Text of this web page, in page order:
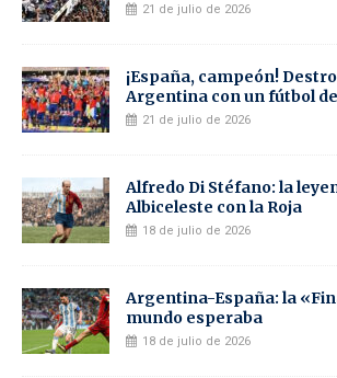
21 de julio de 2026
¡España, campeón!
Argentina con un fútbol
21 de julio de 2026
Alfredo Di Stéfano: la
Albiceleste con la Roja
18 de julio de 2026
Argentina-España: la
mundo esperaba
18 de julio de 2026